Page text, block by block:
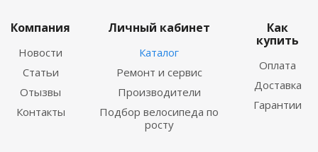
Компания
Новости
Статьи
Отызвы
Контакты
Личный кабинет
Каталог
Ремонт и сервис
Производители
Подбор велосипеда по
росту
Как
купить
Оплата
Доставка
Гарантии